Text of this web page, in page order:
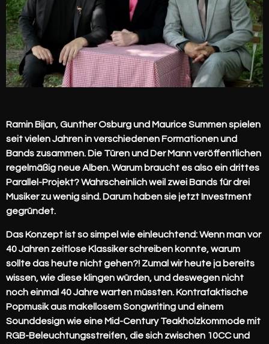
Ramin Bijan, Gunther Osburg und Maurice Summen spielen
seit vielen Jahren in verschiedenen Formationen und
Bands zusammen. Die Türen und Der Mann veröffentlichen
regelmäßig neue Alben. Warum braucht es also ein drittes
Parallel-Projekt? Wahrscheinlich weil zwei Bands für drei
Musiker zu wenig sind. Darum haben sie jetzt Investment
gegründet.
Das Konzept ist so simpel wie einleuchtend: Wenn man vor
40 Jahren zeitlose Klassiker schreiben konnte, warum
sollte das heute nicht gehen?! Zumal wir heute ja bereits
wissen, wie diese klingen würden, und deswegen nicht
noch einmal 40 Jahre warten müssten. Kontrafaktische
Popmusik aus makellosem Songwriting und einem
Sounddesign wie eine Mid-Century Teakholzkommode mit
RGB-Beleuchtungsstreifen, die sich zwischen 10CC und